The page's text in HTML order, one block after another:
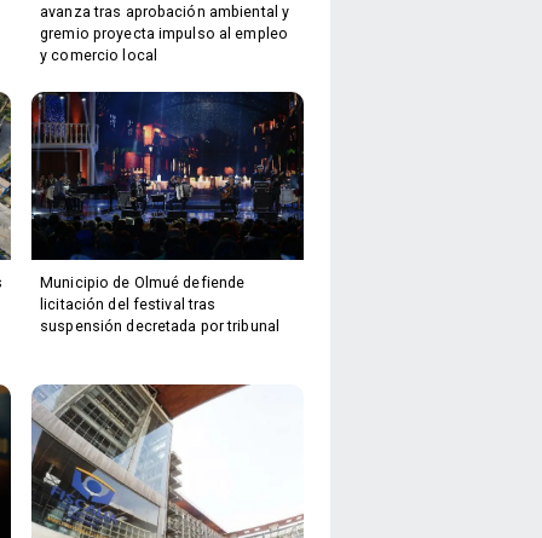
avanza tras aprobación ambiental y
gremio proyecta impulso al empleo
y comercio local
Municipio de Olmué defiende
licitación del festival tras
suspensión decretada por tribunal